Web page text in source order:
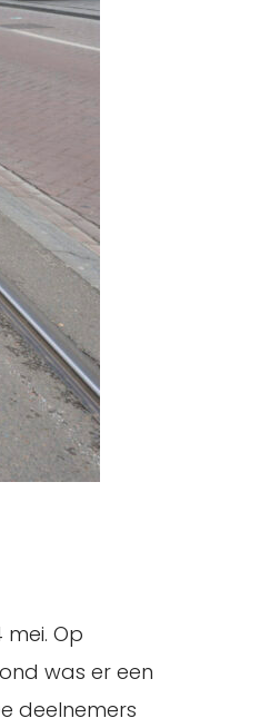
Op
was er een
deelnemers